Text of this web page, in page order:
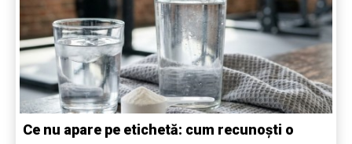
Ce nu apare pe etichetă: cum recunoști o